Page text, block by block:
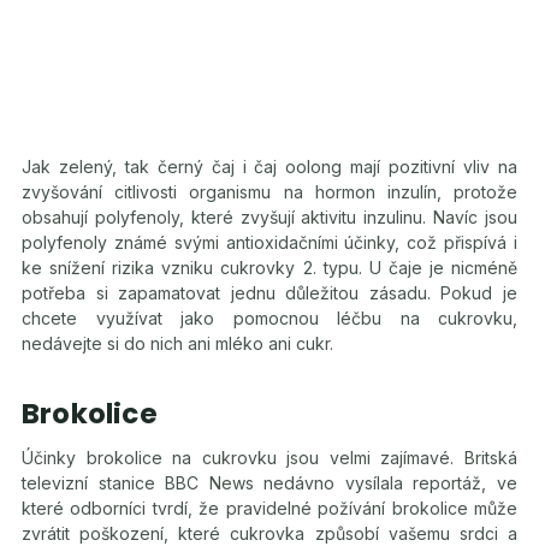
Jak zelený, tak černý čaj i čaj oolong mají pozitivní vliv na
zvyšování citlivosti organismu na hormon inzulín, protože
obsahují polyfenoly, které zvyšují aktivitu inzulinu. Navíc jsou
polyfenoly známé svými antioxidačními účinky, což přispívá i
ke snížení rizika vzniku cukrovky 2. typu. U čaje je nicméně
potřeba si zapamatovat jednu důležitou zásadu. Pokud je
chcete využívat jako pomocnou léčbu na cukrovku,
nedávejte si do nich ani mléko ani cukr.
Brokolice
Účinky brokolice na cukrovku jsou velmi zajímavé. Britská
televizní stanice BBC News nedávno vysílala reportáž, ve
které odborníci tvrdí, že pravidelné požívání brokolice může
zvrátit poškození, které cukrovka způsobí vašemu srdci a